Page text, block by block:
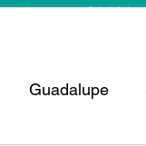
Guadalupe